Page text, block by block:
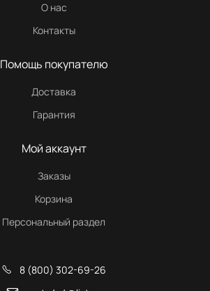
О нас
Контакты
Помощь покупателю
Доставка
Гарантия
Мой аккаунт
Заказы
Корзина
Персональный раздел
8 (800) 302-69-26